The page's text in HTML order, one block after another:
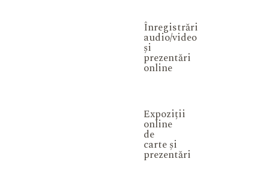
Înregistrări
audio/video
și
prezentări
online
Expoziții
online
de
carte și
prezentări